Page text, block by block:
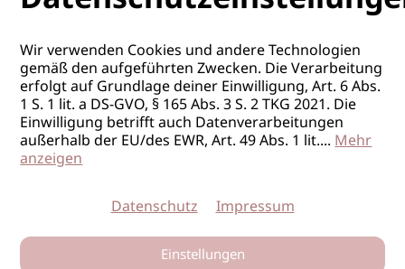
FRISEUR/IN
Wir verwenden Cookies und andere Technologien
gemäß den aufgeführten Zwecken. Die Verarbeitung
erfolgt auf Grundlage deiner Einwilligung, Art. 6 Abs.
1 S. 1 lit. a DS-GVO, § 165 Abs. 3 S. 2 TKG 2021. Die
Einwilligung betrifft auch Datenverarbeitungen
außerhalb der EU/des EWR, Art. 49 Abs. 1 lit....Mehr
anzeigen
Datenschutz Impressum
Einstellungen